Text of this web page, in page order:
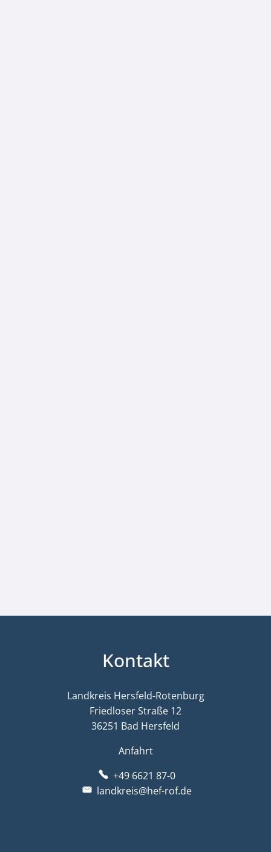
Kontakt
Landkreis Hersfeld-Rotenburg
Friedloser Straße 12
36251 Bad Hersfeld
Anfahrt
+49 6621 87-0
landkreis@hef-rof.de